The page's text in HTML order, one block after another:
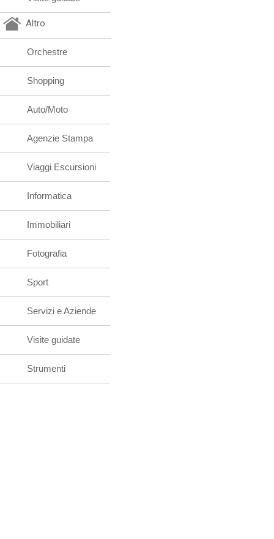
Altro
Orchestre
Shopping
Auto/Moto
Agenzie Stampa
Viaggi Escursioni
Informatica
Immobiliari
Fotografia
Sport
Servizi e Aziende
Visite guidate
Strumenti